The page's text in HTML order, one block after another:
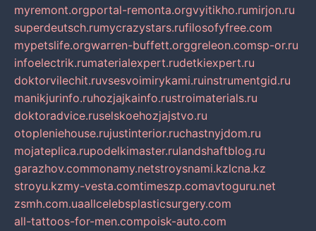
myremont.orgportal-remonta.orgvyitikho.rumirjon.ru
superdeutsch.rumycrazystars.rufilosofyfree.com
mypetslife.orgwarren-buffett.orggreleon.comsp-or.ru
infoelectrik.rumaterialexpert.rudetkiexpert.ru
doktorvilechit.ruvsesvoimirykami.ruinstrumentgid.ru
manikjurinfo.ruhozjajkainfo.rustroimaterials.ru
doktoradvice.ruselskoehozjajstvo.ru
otopleniehouse.rujustinterior.ruchastnyjdom.ru
mojateplica.rupodelkimaster.rulandshaftblog.ru
garazhov.commonamy.netstroysnami.kzlcna.kz
stroyu.kzmy-vesta.comtimeszp.comavtoguru.net
zsmh.com.uaallcelebsplasticsurgery.com
all-tattoos-for-men.compoisk-auto.com